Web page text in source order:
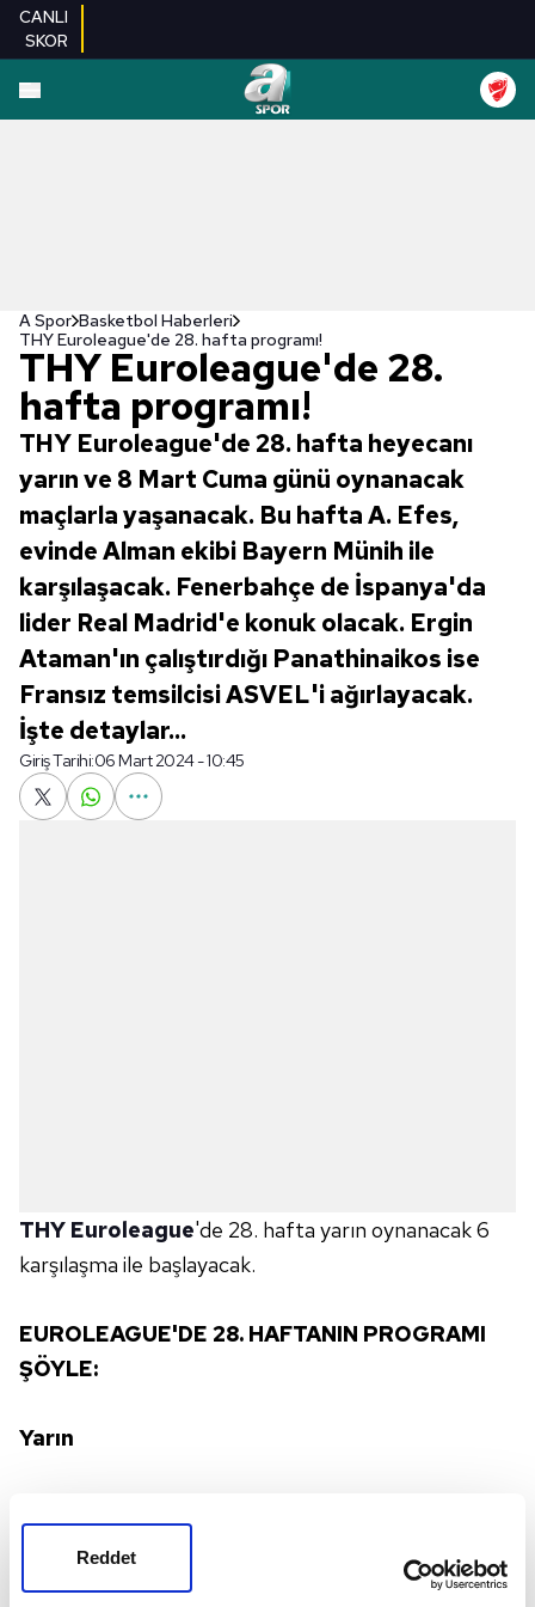
Reddet
CANLI
SKOR
A Spor Basketbol Haberleri
THY Euroleague'de 28. hafta programı!
THY Euroleague'de 28.
hafta programı!
THY Euroleague'de 28. hafta heyecanı
yarın ve 8 Mart Cuma günü oynanacak
maçlarla yaşanacak. Bu hafta A. Efes,
evinde Alman ekibi Bayern Münih ile
karşılaşacak. Fenerbahçe de İspanya'da
lider Real Madrid'e konuk olacak. Ergin
Ataman'ın çalıştırdığı Panathinaikos ise
Fransız temsilcisi ASVEL'i ağırlayacak.
İşte detaylar...
Giriş Tarihi:06 Mart 2024 - 10:45
THY Euroleague'de 28. hafta yarın oynanacak 6
karşılaşma ile başlayacak.
EUROLEAGUE'DE 28. HAFTANIN PROGRAMI
ŞÖYLE:
Yarın